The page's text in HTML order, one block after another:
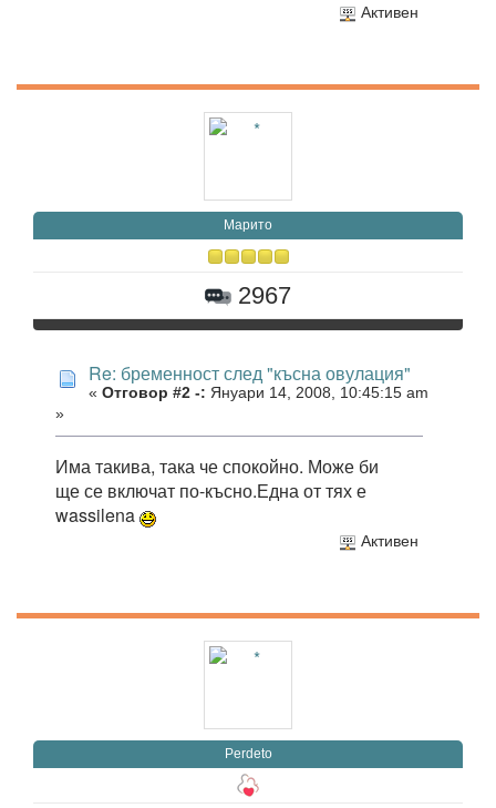
Активен
Марито
2967
Re: бременност след "късна овулация"
« Отговор #2 -: Януари 14, 2008, 10:45:15 am
»
Има такива, така че спокойно. Може би
ще се включат по-късно.Една от тях е
wassilena
Активен
Perdeto